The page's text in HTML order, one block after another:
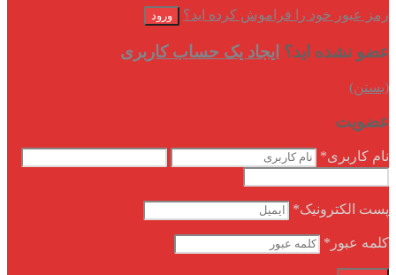
رمز عبور خود را فراموش کرده اید؟
عضو نشده اید؟ ایجاد یک حساب کاربری
(بستن)
عضویت
نام کاربری*
پست الکترونیک*
کلمه عبور *